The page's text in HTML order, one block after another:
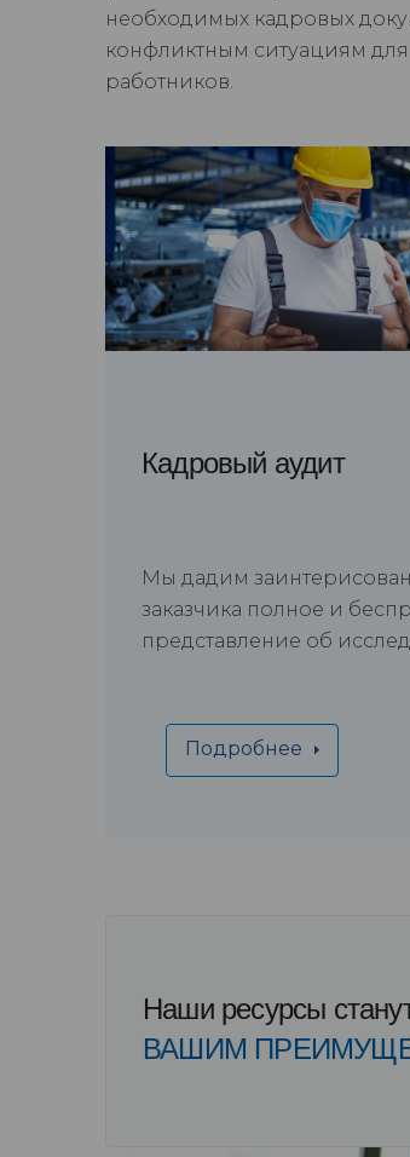
необходимых кадровых
конфликтным ситуациям
работников.
Кадровый аудит
Мы дадим
заказчика полное и
представление об
Подробнее
Наши ресурсы
ВАШИМ